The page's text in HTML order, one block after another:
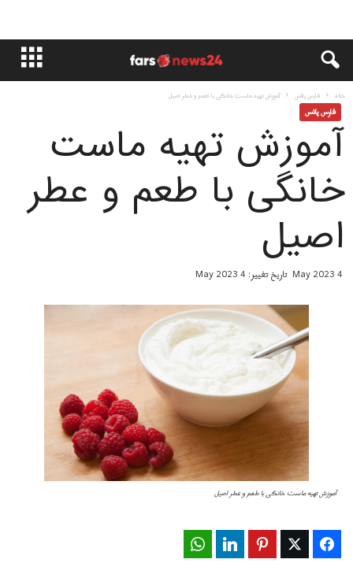
خانه فارس پلاس آموزش تهیه ماست خانگی با طعم و عطر اصیل
فارس پلاس
آموزش تهیه ماست
خانگی با طعم و عطر
اصیل
4 May 2023 تاریخ تغییر: 4 May 2023
آموزش تهیه ماست خانگی با طعم و عطر اصیل
Facebook
Twitter
Pinterest
LinkedIn